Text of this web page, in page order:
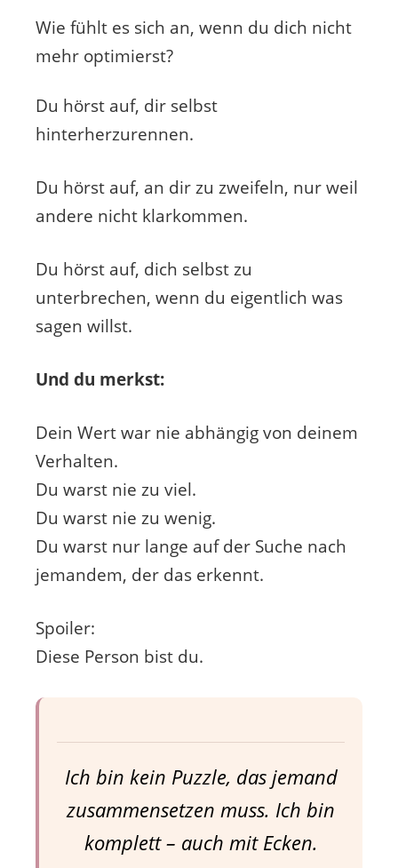
Wie fühlt es sich an, wenn du dich nicht
mehr optimierst?
Du hörst auf, dir selbst
hinterherzurennen.
Du hörst auf, an dir zu zweifeln, nur weil
andere nicht klarkommen.
Du hörst auf, dich selbst zu
unterbrechen, wenn du eigentlich was
sagen willst.
Und du merkst:
Dein Wert war nie abhängig von deinem
Verhalten.
Du warst nie zu viel.
Du warst nie zu wenig.
Du warst nur lange auf der Suche nach
jemandem, der das erkennt.
Spoiler:
Diese Person bist du.
Ich bin kein Puzzle, das jemand
zusammensetzen muss. Ich bin
komplett – auch mit Ecken.